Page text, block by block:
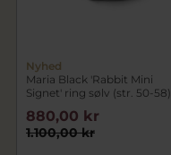
Nyhed
Maria Black 'Rabbit Mini
Signet' ring sølv (str. 50-58)
1.100,00 kr
880,00 kr